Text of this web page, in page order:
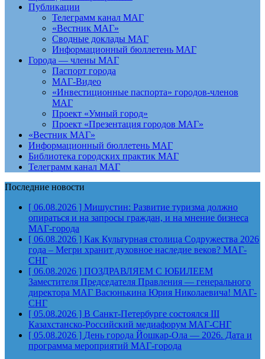
Публикации
Телеграмм канал МАГ
«Вестник МАГ»
Сводные доклады МАГ
Информационный бюллетень МАГ
Города — члены МАГ
Паспорт города
МАГ-Видео
«Инвестиционные паспорта» городов-членов
МАГ
Проект «Умный город»
Проект «Презентация городов МАГ»
«Вестник МАГ»
Информационный бюллетень МАГ
Библиотека городских практик МАГ
Телеграмм канал МАГ
Последние новости
[ 06.08.2026 ] Мишустин: Развитие туризма должно
опираться и на запросы граждан, и на мнение бизнеса
МАГ-города
[ 06.08.2026 ] Как Культурная столица Содружества 2026
года – Мегри хранит духовное наследие веков? МАГ-
СНГ
[ 06.08.2026 ] ПОЗДРАВЛЯЕМ С ЮБИЛЕЕМ
Заместителя Председателя Правления — генерального
директора МАГ Васюнькина Юрия Николаевича! МАГ-
СНГ
[ 05.08.2026 ] В Санкт-Петербурге состоялся III
Казахстанско-Российский медиафорум МАГ-СНГ
[ 05.08.2026 ] День города Йошкар-Ола — 2026. Дата и
программа мероприятий МАГ-города